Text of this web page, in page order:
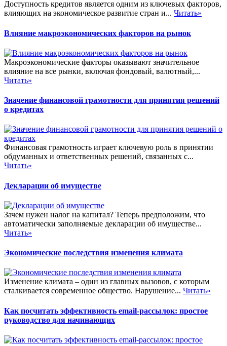
Доступность кредитов является одним из ключевых факторов,
влияющих на экономическое развитие стран и... Читать»
Влияние макроэкономических факторов на рынок
Макроэкономические факторы оказывают значительное
влияние на все рынки, включая фондовый, валютный,...
Читать»
Значение финансовой грамотности для принятия решений
о кредитах
Финансовая грамотность играет ключевую роль в принятии
обдуманных и ответственных решений, связанных с...
Читать»
Декларации об имуществе
Зачем нужен налог на капитал? Теперь предположим, что
автоматически заполняемые декларации об имуществе...
Читать»
Экономические последствия изменения климата
Изменение климата – один из главных вызовов, с которым
сталкивается современное общество. Нарушение... Читать»
Как посчитать эффективность email-рассылок: простое
руководство для начинающих